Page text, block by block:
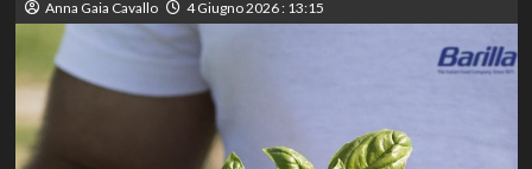
Anna Gaia Cavallo 4 Giugno 2026 : 13:15